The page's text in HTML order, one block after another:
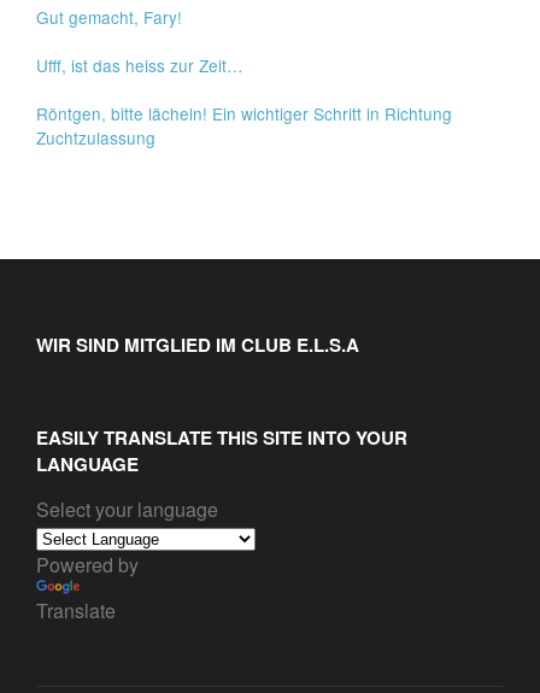
Gut gemacht, Fary!
Ufff, ist das heiss zur Zeit…
Röntgen, bitte lächeln! Ein wichtiger Schritt in Richtung
Zuchtzulassung
WIR SIND MITGLIED IM CLUB E.L.S.A
EASILY TRANSLATE THIS SITE INTO YOUR
LANGUAGE
Select your language
Powered by
Translate